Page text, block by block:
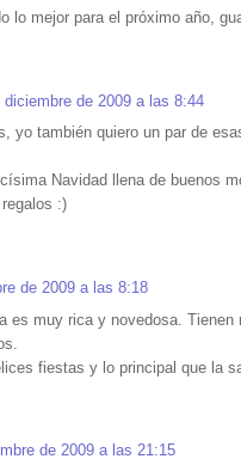
lo mejor para el próximo año,
diciembre de 2009 a las 8:44
yo también quiero un par de
Navidad llena de buenos
:)
de 2009 a las 8:18
es muy rica y novedosa.
fiestas y lo principal que la
de 2009 a las 21:15